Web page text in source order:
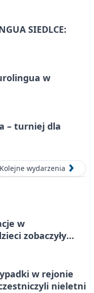
SIEDLCE:
w
– turniej dla
Kolejne wydarzenia
w
zobaczyły
w rejonie
nieletni